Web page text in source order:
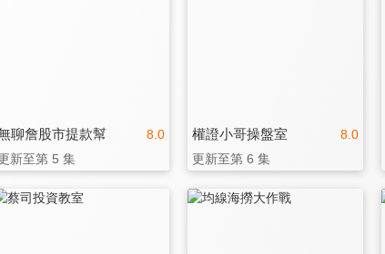
8.0
聊詹股市提款幫
新至第 5 集
8.0
權證小哥操盤室
更新至第 6 集